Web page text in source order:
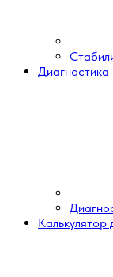
Диагностика
Калькулятор